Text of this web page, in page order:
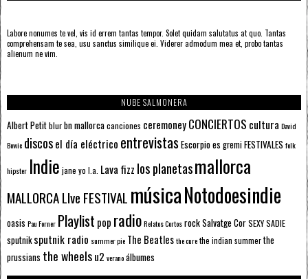
Labore nonumes te vel, vis id errem tantas tempor. Solet quidam salutatus at quo. Tantas
comprehensam te sea, usu sanctus similique ei. Viderer admodum mea et, probo tantas
alienum ne vim.
NUBE SALMONERA
Albert Petitblurbn mallorcacanciones ceremoneyCONCIERTOS cultura David
Bowie discosel día eléctrico entrevistas Escorpioes gremiFESTIVALES folk
hipster Indie jane yo l.a. Lava fizz los planetasmallorca
MALLORCA LIve FESTIVAL músicaNotodoesindie
oasis Pau Forner Playlist pop radioRelatos CortosrockSalvatge CorSEXY SADIE
sputnik sputnik radio summer pie The Beatlesthe curethe indian summerthe
prussians the wheelsu2 veranoálbumes